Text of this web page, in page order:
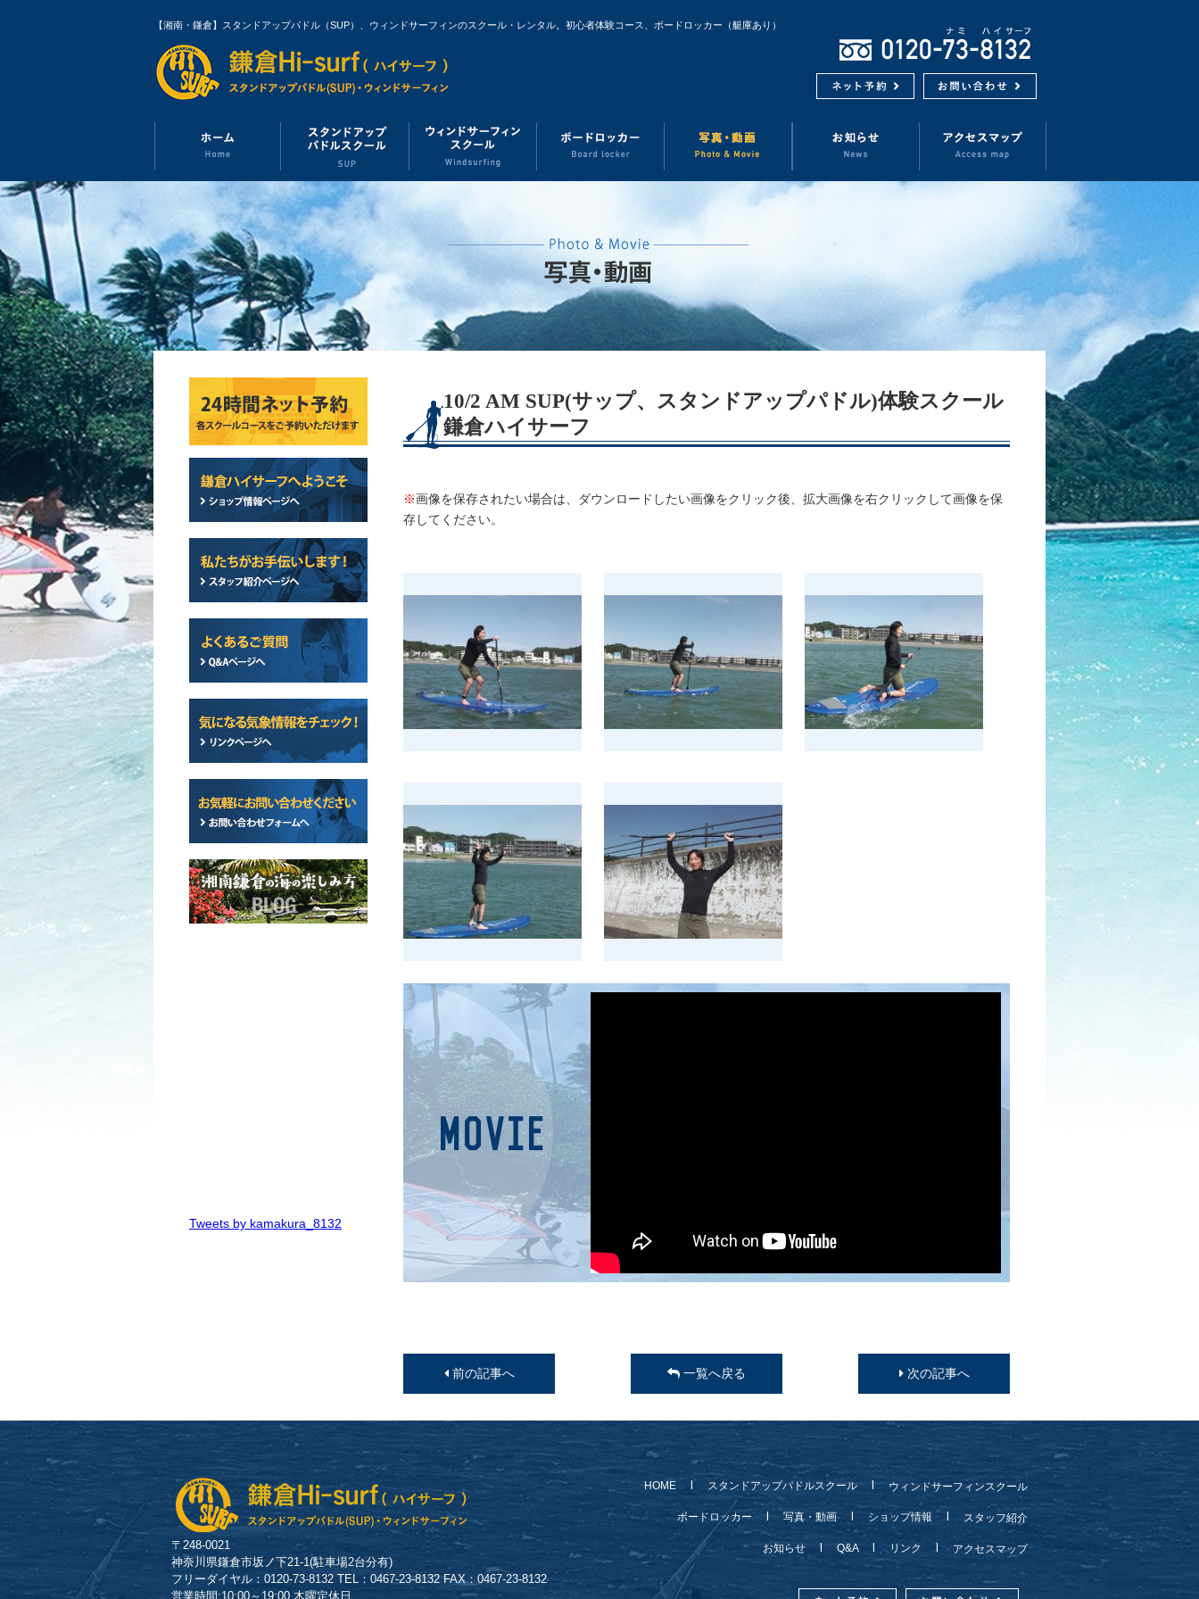
【湘南・鎌倉】スタンドアップパドル（SUP）、ウィンドサーフィンのスクール・レンタル。初心者体験コース、ボードロッカー（艇庫あり）
10/2 AM SUP(サップ、スタンドアップパドル)体験スクール
鎌倉ハイサーフ
※画像を保存されたい場合は、ダウンロードしたい画像をクリック後、拡大画像を右クリックして画像を保
存してください。
前の記事へ 一覧へ戻る 次の記事へ
Tweets by kamakura_8132
〒248-0021
神奈川県鎌倉市坂ノ下21-1(駐車場2台分有)
フリーダイヤル：0120-73-8132 TEL：0467-23-8132 FAX：0467-23-8132
営業時間:10:00～19:00 木曜定休日
HOME スタンドアップパドルスクール ウィンドサーフィンスクール
ボードロッカー 写真・動画 ショップ情報 スタッフ紹介
お知らせ Q&A リンク アクセスマップ